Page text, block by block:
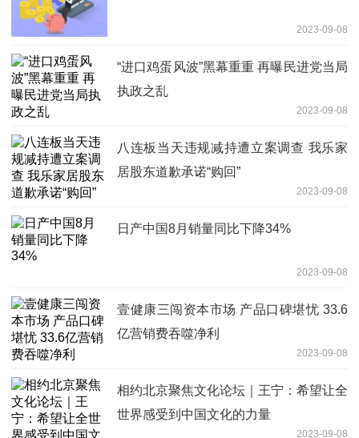
2023-09-08
“进口鸡蛋风波”黑幕重重 再曝民进党当局
执政之乱
2023-09-08
八连板当天违规减持遭立案调查 我乐家
居股东道歉承诺“购回”
2023-09-08
日产中国8月销量同比下降34%
2023-09-08
壹健康三闯资本市场 产品口碑堪忧 33.6
亿营销费吞噬净利
2023-09-08
相约北京聚焦文化论坛｜王宁：希望让全
世界感受到中国文化的力量
2023-09-08